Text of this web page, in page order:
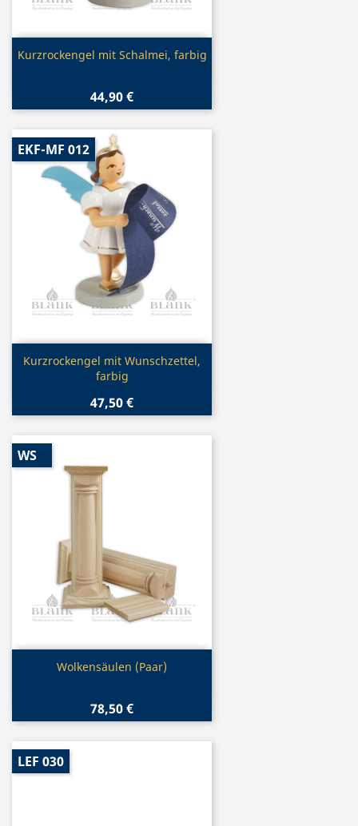
Vorschau
Kurzrockengel mit Schalmei, farbig
44,90 €
Vorschau
Kurzrockengel mit Wunschzettel,
farbig
47,50 €
EKF-MF 012
Vorschau
Wolkensäulen (Paar)
78,50 €
WS
LEF 030